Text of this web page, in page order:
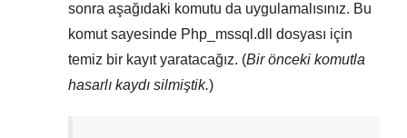
sonra aşağıdaki komutu da uygulamalısınız. Bu
komut sayesinde Php_mssql.dll
dosyası için
temiz bir kayıt yaratacağız. (Bir önceki komutla
hasarlı kaydı silmiştik.)